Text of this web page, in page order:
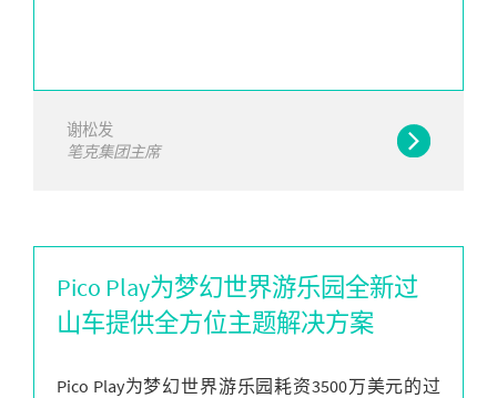
谢松发
笔克集团主席
Pico Play为梦幻世界游乐园全新过
山车提供全方位主题解决方案
Pico Play为梦幻世界游乐园耗资3500万美元的过